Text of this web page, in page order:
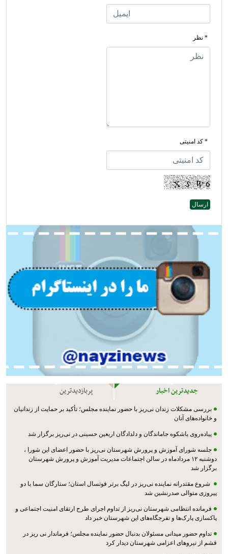
* نظر
* کد امنیتی
جدیدترین اخبار پربازدیدترین
بررسی مشکلات زندان نی‌ریز با حضور نماینده مجلس؛ تأکید بر حمایت از زندانیان
و خانواده‌های آنان
پیاده‌روی باشکوه جاماندگان و دلدادگان اربعین حسینی در نی‌ریز برگزار شد
جلسه شورای آموزش و پرورش شهرستان نی‌ریز با حضور اعضای این شورا ،
دوشنبه ۱۲ مردادماه در سالن اجتماعات مدیریت آموزش و پرورش شهرستان
برگزار شد
شروع مقتدرانه نماینده نی‌ریز در لیگ برتر فوتسال استان؛ ستارگان سما با دو
پیروزی متوالی صدرنشین شد
فرمانده انتظامی شهرستان نی‌ریز از تداوم اجرای طرح ارتقای امنیت اجتماعی و
پاکسازی پارک‌ها و تفرجگاه‌های این شهرستان خبر داد
تداوم حضور میدانی مسئولان بدنبال حضور نماینده مجلس؛ فرماندار نی ریز در
قشم از نیروهای اعزامی شهرستان دیدار کرد